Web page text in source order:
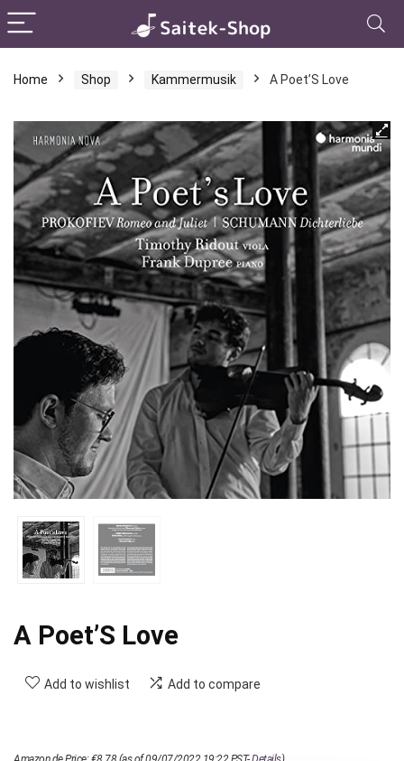
Home Shop Kammermusik A Poet’S Love
A Poet’S Love
Add to wishlist Add to compare